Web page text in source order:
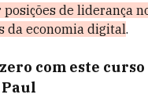
de liderança
da economia digital.
com este curso
Paul